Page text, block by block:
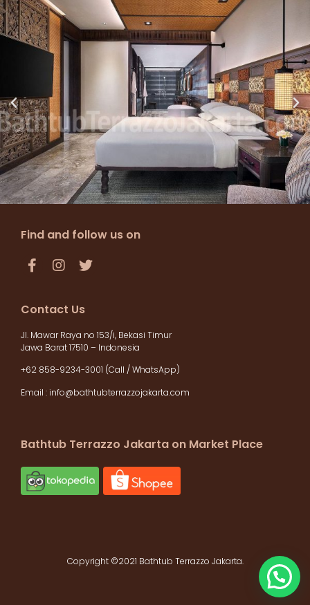
Find and follow us on
Contact Us
Jl. Mawar Raya no 153/i, Bekasi Timur
Jawa Barat 17510 – Indonesia
+62 858-9234-3001 (Call / WhatsApp)
Email : info@bathtubterrazzojakarta.com
Bathtub Terrazzo Jakarta on Market Place
Copyright ©2021 Bathtub Terrazzo Jakarta.